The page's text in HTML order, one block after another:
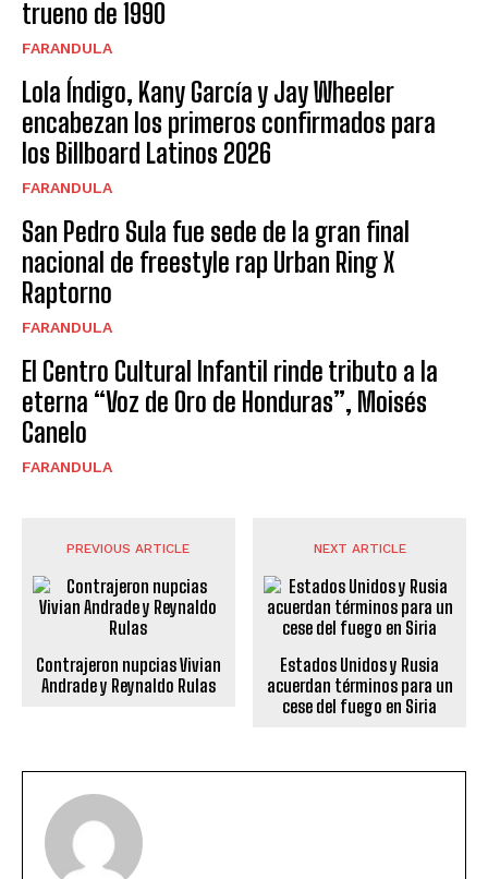
trueno de 1990
FARANDULA
Lola Índigo, Kany García y Jay Wheeler
encabezan los primeros confirmados para
los Billboard Latinos 2026
FARANDULA
San Pedro Sula fue sede de la gran final
nacional de freestyle rap Urban Ring X
Raptorno
FARANDULA
El Centro Cultural Infantil rinde tributo a la
eterna “Voz de Oro de Honduras”, Moisés
Canelo
FARANDULA
PREVIOUS ARTICLE
Contrajeron nupcias Vivian
Andrade y Reynaldo Rulas
NEXT ARTICLE
Estados Unidos y Rusia
acuerdan términos para un
cese del fuego en Siria